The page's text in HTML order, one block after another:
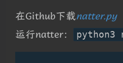
在Github下载natter.py
运行natter：
python3